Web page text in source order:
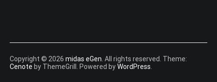
Copyright © 2026 midas eGen . All rights reserved. Theme:
Cenote by ThemeGrill. Powered byWordPress